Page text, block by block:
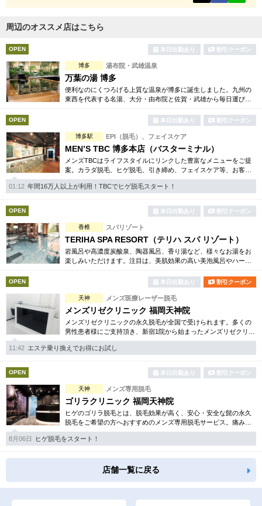
周辺のオススメ店はこちら
OPEN 本日出勤あり 割引クーポン
博多 湯布院・武雄温泉
万葉の湯 博多
便利なのにくつろげる上質な温泉が博多に誕生しました。九州の
東西を代表する名湯、大分・由布院と佐賀・武雄から毎日運び込
OPEN 本日出勤あり 割引クーポン
博多駅 EPI（脱毛）、フェイスケア
MEN’S TBC 博多本店（バスターミナル）
メンズTBCはライフスタイルにリンクした豊富なメニューをご提
案。カラダ脱毛、ヒゲ脱毛、引き締め、フェイスケア等、お客様
のニーズにマッチした施術で日常に寄り添います。まずはお得な
体験コースをチェック。
01:12 年間16万人以上が利用！TBCでヒゲ脱毛スタート！
OPEN 本日出勤あり 割引クーポン
香椎 スパリゾート
TERIHA SPA RESORT（テリハ スパ リゾート）
岩風呂や高濃度炭酸泉、陶器風呂、香り湯など、様々なお湯をお
楽しみいただけます。注目は、美肌効果の高い美泡風呂やハーブ
OPEN 本日出勤あり 割引クーポン
天神 メンズ医療レーザー脱毛
メンズリゼクリニック 福岡天神院
メンズリゼクリニックの永久脱毛が全国で受けられます。多くの
男性患者様にご支持頂き、新宿1院から始まったメンズリゼクリニ
ックが、現在では提携院含め全国10院を展開するクリニックにな
りました。
11:42 エステ乗り換えでお得にお試し
OPEN 本日出勤あり 割引クーポン
天神 メンズ専用脱毛
ゴリラクリニック 福岡天神院
ヒゲのゴリラ脱毛とは、脱毛効果が高く、安心・安全な髭の永久
脱毛をご希望の方へおすすめのメンズ専用脱毛サービス。痛みに
弱い方には医療用麻酔を3種ご用意、医療認可の脱毛機のみを使
用。スキンケアも万全です。
8月06日 ヒゲ脱毛をスタート！
店舗一覧に戻る